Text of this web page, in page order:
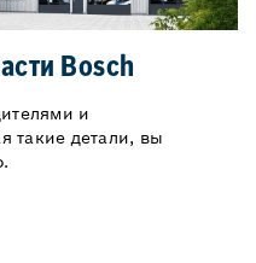
Bosch
и
такие детали, вы